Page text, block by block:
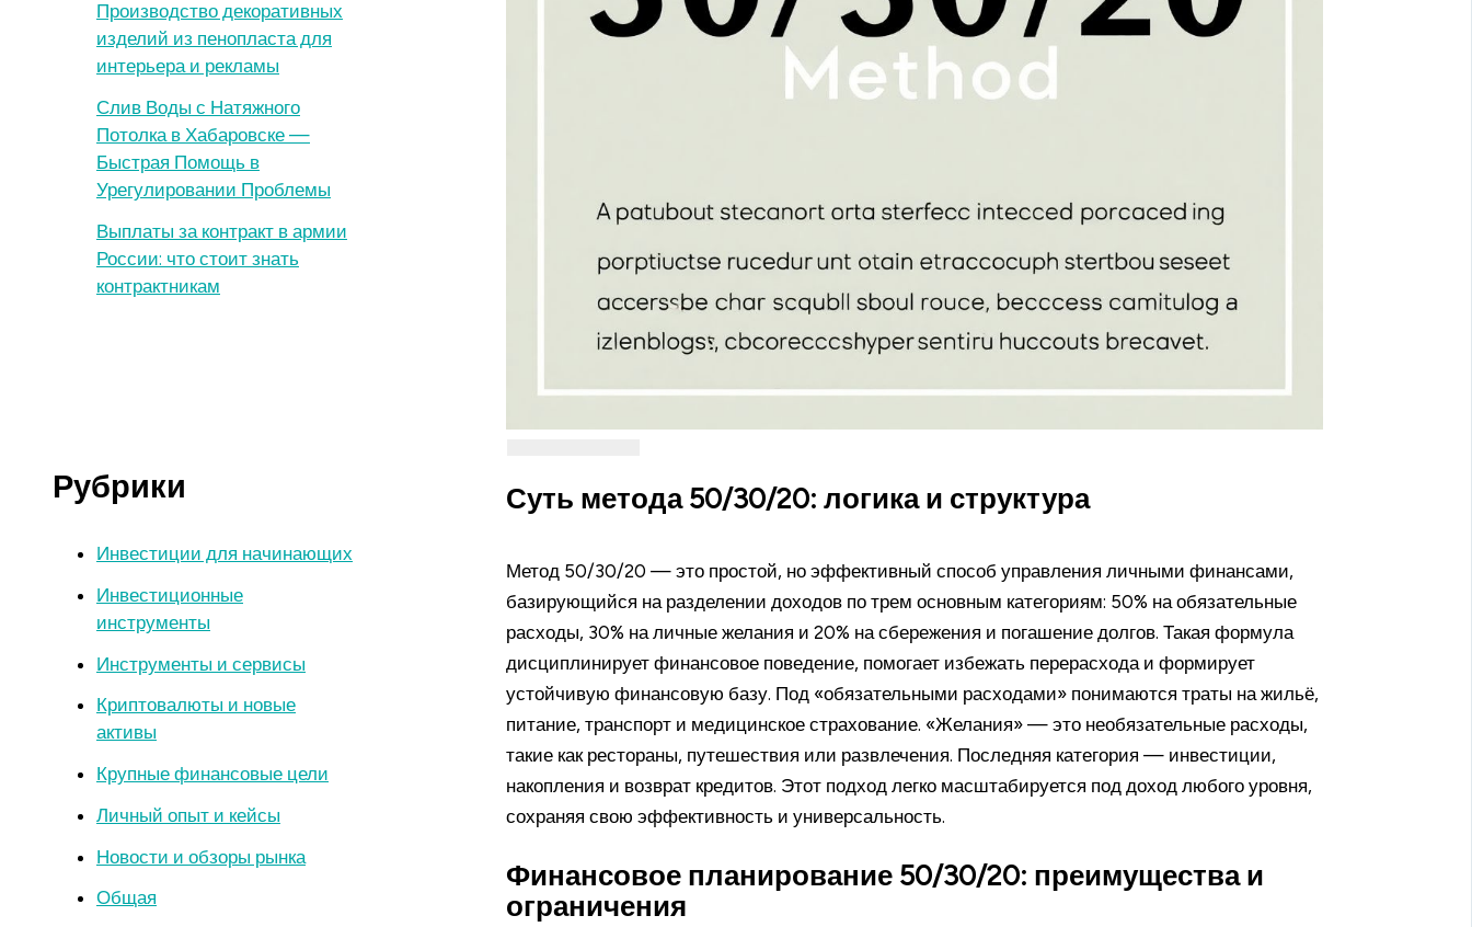
Производство декоративных
изделий из пенопласта для
интерьера и рекламы
Слив Воды с Натяжного
Потолка в Хабаровске —
Быстрая Помощь в
Урегулировании Проблемы
Выплаты за контракт в армии
России: что стоит знать
контрактникам
Рубрики
Инвестиции для начинающих
Инвестиционные
инструменты
Инструменты и сервисы
Криптовалюты и новые
активы
Крупные финансовые цели
Личный опыт и кейсы
Новости и обзоры рынка
Общая
Суть метода 50/30/20: логика и структура
Метод 50/30/20 — это простой, но эффективный способ управления личными финансами,
базирующийся на разделении доходов по трем основным категориям: 50% на обязательные
расходы, 30% на личные желания и 20% на сбережения и погашение долгов. Такая формула
дисциплинирует финансовое поведение, помогает избежать перерасхода и формирует
устойчивую финансовую базу. Под «обязательными расходами» понимаются траты на жильё,
питание, транспорт и медицинское страхование. «Желания» — это необязательные расходы,
такие как рестораны, путешествия или развлечения. Последняя категория — инвестиции,
накопления и возврат кредитов. Этот подход легко масштабируется под доход любого уровня,
сохраняя свою эффективность и универсальность.
Финансовое планирование 50/30/20: преимущества и
ограничения